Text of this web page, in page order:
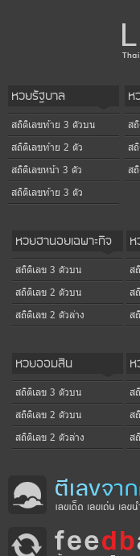
หวยรัฐบาล
สถิติเลขท้าย 3 ตัวบน
สถิติเลขท้าย 2 ตัว
สถิติเลขหน้า 3 ตัว
สถิติเลขท้าย 3 ตัว
ห
ส
ส
ส
หวยฮานอยเฉพาะกิจ
สถิติเลข 3 ตัวบน
สถิติเลข 2 ตัวบน
สถิติเลข 2 ตัวล่าง
ห
ส
ส
ส
หวยออมสิน
สถิติเลข 3 ตัวบน
สถิติเลข 2 ตัวบน
สถิติเลข 2 ตัวล่าง
ห
ส
ส
ส